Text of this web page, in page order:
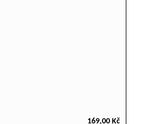
169,00 Kč